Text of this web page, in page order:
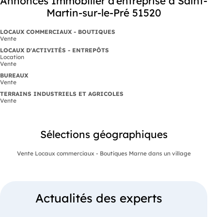
Martin-sur-le-Pré 51520
LOCAUX COMMERCIAUX - BOUTIQUES
Vente
LOCAUX D'ACTIVITÉS - ENTREPÔTS
Location
Vente
BUREAUX
Vente
TERRAINS INDUSTRIELS ET AGRICOLES
Vente
Sélections géographiques
Vente Locaux commerciaux - Boutiques Marne dans un village
Actualités des experts